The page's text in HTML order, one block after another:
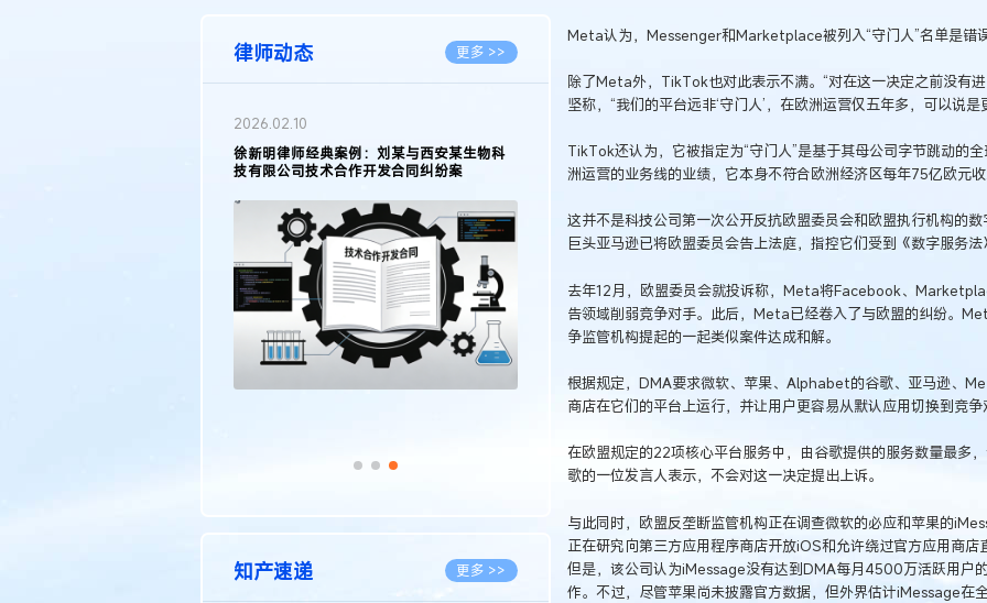
地理标志 更多 >>
集成电路布图设计
传统文化 更多 >>
律师动态 更多 >>
2026.02.10
徐新明律师经典案例：刘某与西安某生物科
技有限公司技术合作开发合同纠纷案
知产速递 更多 >>
Meta认为，Messenger和Marketplace被列入“守门人”名单是错
除了Meta外，TikTok也对此表示不满。“对在这一决定之前没有
坚称，“我们的平台远非‘守门人’，在欧洲运营仅五年多，可以说
TikTok还认为，它被指定为“守门人”是基于其母公司字节跳动的
洲运营的业务线的业绩，它本身不符合欧洲经济区每年75亿欧元
这并不是科技公司第一次公开反抗欧盟委员会和欧盟执行机构的
巨头亚马逊已将欧盟委员会告上法庭，指控它们受到《数字服务
去年12月，欧盟委员会就投诉称，Meta将Facebook、
告领域削弱竞争对手。此后，Meta已经卷入了与欧盟的纠纷。
争监管机构提起的一起类似案件达成和解。
根据规定，DMA要求微软、苹果、Alphabet的谷歌、亚马逊、
商店在它们的平台上运行，并让用户更容易从默认应用切换到竞
在欧盟规定的22项核心平台服务中，由谷歌提供的服务数量最多
歌的一位发言人表示，不会对这一决定提出上诉。
与此同时，欧盟反垄断监管机构正在调查微软的必应和苹果的
正在研究向第三方应用程序商店开放iOS和允许绕过官方应用商
但是，该公司认为iMessage没有达到DMA每月4500万活跃用户
作。不过，尽管苹果尚未披露官方数据，但外界估计iMessage在